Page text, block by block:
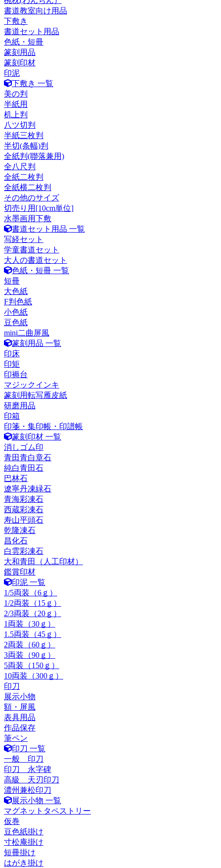
書道教室向け用品
下敷き
書道セット用品
色紙・短冊
篆刻用品
篆刻印材
印泥
下敷き 一覧
美の判
半紙用
机上判
八ツ切判
半紙三枚判
半切(条幅)判
全紙判(聯落兼用)
全八尺判
全紙二枚判
全紙横二枚判
その他のサイズ
切売り用[10cm単位]
水墨画用下敷
書道セット用品 一覧
写経セット
学童書道セット
大人の書道セット
色紙・短冊 一覧
短冊
大色紙
F判色紙
小色紙
豆色紙
mini二曲屏風
篆刻用品 一覧
印床
印矩
印褥台
マジックインキ
篆刻用転写雁皮紙
研磨用品
印箱
印箋・集印帳・印譜帳
篆刻印材 一覧
消しゴム印
青田青白章石
純白青田石
巴林石
遼寧丹凍緑石
青海彩凍石
西蔵彩凍石
寿山平頭石
乾隆凍石
昌化石
白雲彩凍石
大和青田（人工印材）
鑑賞印材
印泥 一覧
1/5両装（6ｇ）
1/2両装（15ｇ）
2/3両装（20ｇ）
1両装（30ｇ）
1.5両装（45ｇ）
2両装（60ｇ）
3両装（90ｇ）
5両装（150ｇ）
10両装（300ｇ）
印刀
展示小物
額・屏風
表具用品
作品保存
筆ペン
印刀 一覧
一般 印刀
印刀 永字碑
高級 天刃印刀
濃州兼松印刀
展示小物 一覧
マグネットタペストリー
仮巻
豆色紙掛け
寸松庵掛け
短冊掛け
はがき掛け